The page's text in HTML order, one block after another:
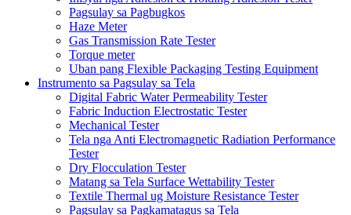
Pagsulay sa Pagbugkos
Haze Meter
Gas Transmission Rate Tester
Torque meter
Uban pang Flexible Packaging Testing Equipment
Instrumento sa Pagsulay sa Tela
Digital Fabric Water Permeability Tester
Fabric Induction Electrostatic Tester
Mechanical Tester
Tela nga Anti Electromagnetic Radiation Performance
Tester
Dry Flocculation Tester
Matang sa Tela Surface Wettability Tester
Textile Thermal ug Moisture Resistance Tester
Pagsulay sa Pagkamatagus sa Tela